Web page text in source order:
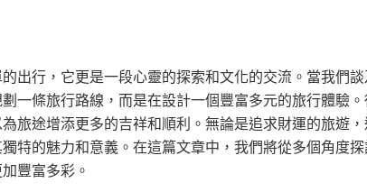
出行，它更是一段心靈的探索和文化的交流。當我們
一條旅行路線，而是在設計一個豐富多元的旅行體驗
旅途增添更多的吉祥和順利。無論是追求財運的旅遊
特的魅力和意義。在這篇文章中，我們將從多個角度
豐富多彩。